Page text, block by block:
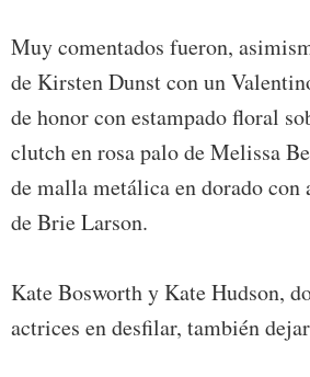
Muy comentados fueron,
de Kirsten Dunst con un
de honor con estampado floral
clutch en rosa palo de Melissa
de malla metálica en dorado con
de Brie Larson.
Kate Bosworth y Kate Hudson,
actrices en desfilar, también